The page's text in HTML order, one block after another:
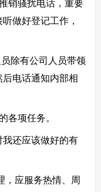
骚扰电话，重要
做好登记工作，
除有公司人员带领
电话通知内部相
项任务。
还应该做好的有
应服务热情、周